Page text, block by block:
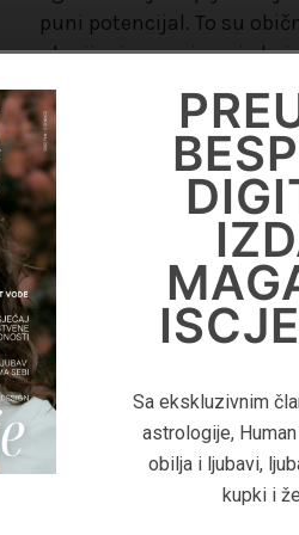
puni potencijal. To su
ukorijenjena uvjerenja
internalizirali iz djetinjstva
smo odrasli.
VIŠE...
Coaching -
postignu duboku
uspješan
Sa ekskluzivnim
astrologije,
obilja i ljubavi,
kupki i